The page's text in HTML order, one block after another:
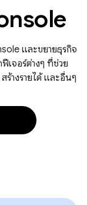
และขยายธุรกิจ
เจอร์ต่างๆ ที่ช่วย
างรายได้ และอื่นๆ